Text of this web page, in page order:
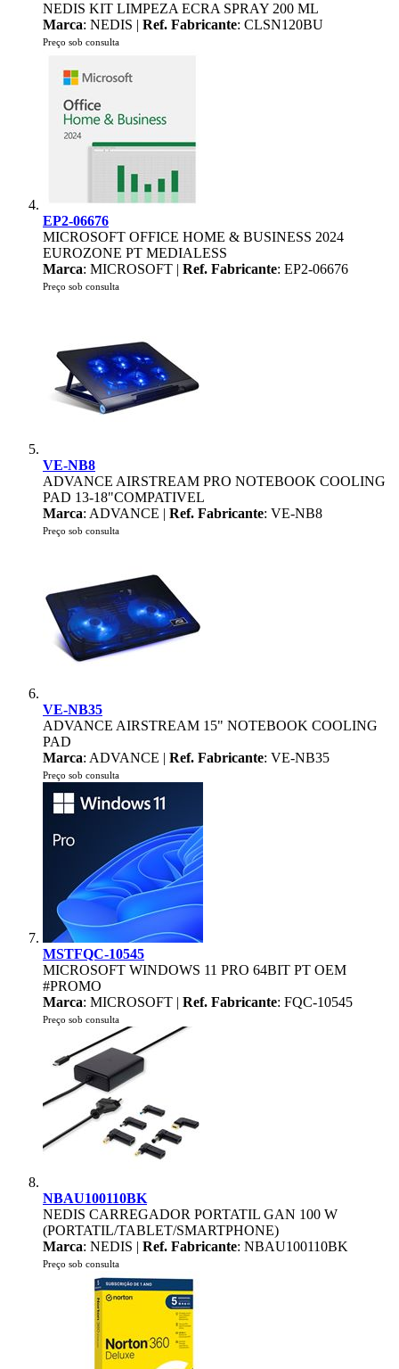
NEDIS KIT LIMPEZA ECRA SPRAY 200 ML
Marca: NEDIS | Ref. Fabricante: CLSN120BU
Preço sob consulta
EP2-06676
MICROSOFT OFFICE HOME & BUSINESS 2024
EUROZONE PT MEDIALESS
Marca: MICROSOFT | Ref. Fabricante: EP2-06676
Preço sob consulta
VE-NB8
ADVANCE AIRSTREAM PRO NOTEBOOK COOLING
PAD 13-18"COMPATIVEL
Marca: ADVANCE | Ref. Fabricante: VE-NB8
Preço sob consulta
VE-NB35
ADVANCE AIRSTREAM 15" NOTEBOOK COOLING
PAD
Marca: ADVANCE | Ref. Fabricante: VE-NB35
Preço sob consulta
MSTFQC-10545
MICROSOFT WINDOWS 11 PRO 64BIT PT OEM
#PROMO
Marca: MICROSOFT | Ref. Fabricante: FQC-10545
Preço sob consulta
NBAU100110BK
NEDIS CARREGADOR PORTATIL GAN 100 W
(PORTATIL/TABLET/SMARTPHONE)
Marca: NEDIS | Ref. Fabricante: NBAU100110BK
Preço sob consulta